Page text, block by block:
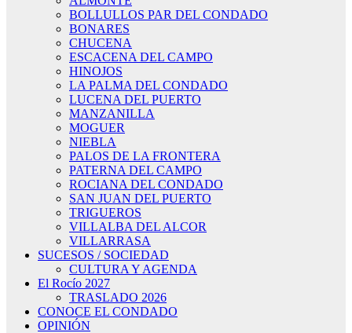
BOLLULLOS PAR DEL CONDADO
BONARES
CHUCENA
ESCACENA DEL CAMPO
HINOJOS
LA PALMA DEL CONDADO
LUCENA DEL PUERTO
MANZANILLA
MOGUER
NIEBLA
PALOS DE LA FRONTERA
PATERNA DEL CAMPO
ROCIANA DEL CONDADO
SAN JUAN DEL PUERTO
TRIGUEROS
VILLALBA DEL ALCOR
VILLARRASA
SUCESOS / SOCIEDAD
CULTURA Y AGENDA
El Rocío 2027
TRASLADO 2026
CONOCE EL CONDADO
OPINIÓN